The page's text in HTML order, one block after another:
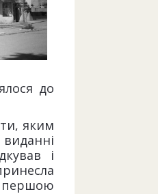
до
яким
і
першою